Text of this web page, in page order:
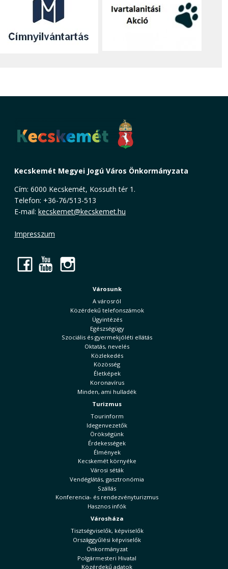
Kecskemét Megyei Jogú Város Önkormányzata
Cím: 6000 Kecskemét, Kossuth tér 1.
Telefon: +36-76/513-513
E-mail: kecskemet@kecskemet.hu
Impresszum
Facebook
YouTube
Városunk
A városról
Közérdekű telefonszámok
Ügyintézés
Egészségügy
Szociális és gyermekjóléti ellátás
Oktatás, nevelés
Közlekedés
Közösség
Életképek
Koronavírus
Minden, ami hulladék
Turizmus
Tourinform
Idegenvezetők
Örökségünk
Érdekességek
Élmények
Kecskemét környéke
Városi séták
Vendéglátás, gasztronómia
Szállás
Konferencia- és rendezvényturizmus
Hasznos infók
Városháza
Tisztségviselők, képviselők
Országgyűlési képviselők
Önkormányzat
Polgármesteri Hivatal
Közérdekű adatok